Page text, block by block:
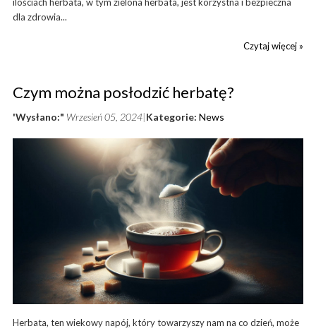
ilościach herbata, w tym zielona herbata, jest korzystna i bezpieczna
dla zdrowia...
Czytaj więcej »
Czym można posłodzić herbatę?
'Wysłano:" Wrzesień 05, 2024 Kategorie: News
Herbata, ten wiekowy napój, który towarzyszy nam na co dzień, może